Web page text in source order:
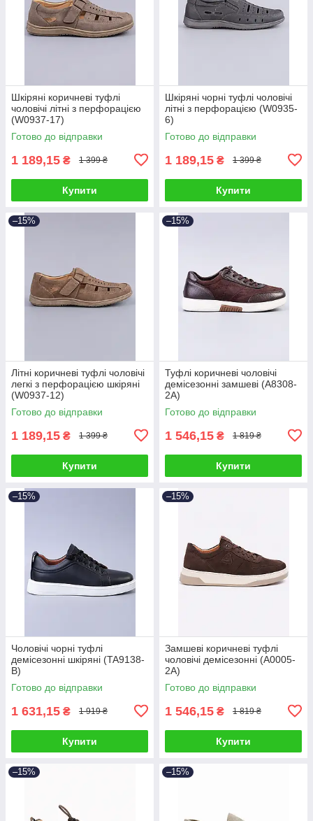
Шкіряні коричневі туфлі
чоловічі літні з перфорацією
(W0937-17)
Готово до відправки
1 189,15 ₴ 1 399 ₴
Купити
Шкіряні чорні туфлі чоловічі
літні з перфорацією (W0935-
6)
Готово до відправки
1 189,15 ₴ 1 399 ₴
Купити
–15%
Літні коричневі туфлі чоловічі
легкі з перфорацією шкіряні
(W0937-12)
Готово до відправки
1 189,15 ₴ 1 399 ₴
Купити
–15%
Туфлі коричневі чоловічі
демісезонні замшеві (A8308-
2A)
Готово до відправки
1 546,15 ₴ 1 819 ₴
Купити
–15%
Чоловічі чорні туфлі
демісезонні шкіряні (TA9138-
B)
Готово до відправки
1 631,15 ₴ 1 919 ₴
Купити
–15%
Замшеві коричневі туфлі
чоловічі демісезонні (A0005-
2A)
Готово до відправки
1 546,15 ₴ 1 819 ₴
Купити
–15% –15%